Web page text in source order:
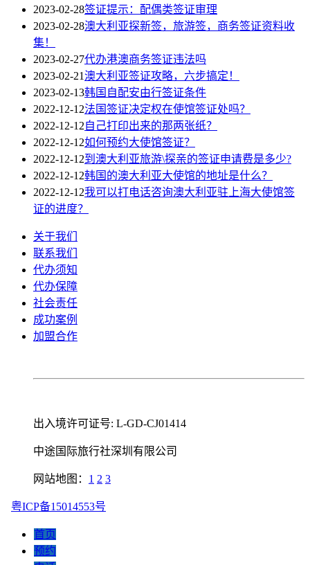
2023-02-28签证提示：配偶类签证审理
2023-02-28澳大利亚探新签，旅游签，商务签证资料收
集！
2023-02-27代办港澳商务签证违法吗
2023-02-21澳大利亚签证攻略，六步搞定！
2023-02-13韩国自配安由行签证条件
2022-12-12法国签证决定权在使馆签证处吗？
2022-12-12自己打印出来的那两张纸？
2022-12-12如何预约大使馆签证？
2022-12-12到澳大利亚旅游\探亲的签证申请费是多少?
2022-12-12韩国的澳大利亚大使馆的地址是什么？
2022-12-12我可以打电话咨询澳大利亚驻上海大使馆签
证的进度？
关于我们
联系我们
代办须知
代办保障
社会责任
成功案例
加盟合作
出入境许可证号: L-GD-CJ01414
中途国际旅行社深圳有限公司
网站地图： 1 2 3
粤ICP备15014553号
首页
预约